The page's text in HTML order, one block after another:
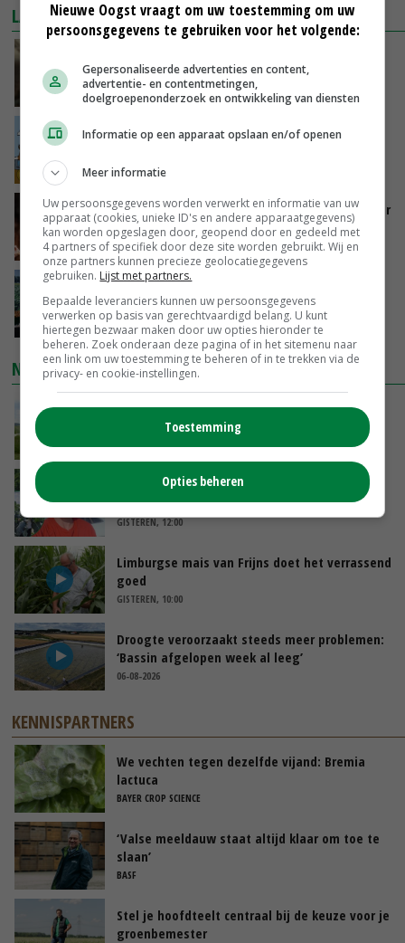
LAATSTE NIEUWS
zorgen voor meer balans’
VANDAAG, 16:01
Internationale vraag naar geitenzuivel blijft
VANDAAG, 15:33
Vlaamse varkensstapel krimpt, pluimveesector
groeit door schaalvergroting
VANDAAG, 15:20
‘Cijfer jezelf niet weg en doe vooral ook waar
je gelukkig van wordt’
VANDAAG, 13:31
NIEUWSTE VIDEO'S
POAH!: John Deere 7730
VANDAAG, 10:00
Oekraïne-vlogger Kees Huizinga: ‘Bezoek van
de ambassade mag zelf groente plukken’
GISTEREN, 12:00
Limburgse mais van Frijns doet het verrassend
goed
GISTEREN, 10:00
Droogte veroorzaakt steeds meer problemen:
‘Bassin afgelopen week al leeg’
06-08-2026
KENNISPARTNERS
We vechten tegen dezelfde vijand: Bremia
lactuca
BAYER CROP SCIENCE
‘Valse meeldauw staat altijd klaar om toe te
slaan’
BASF
Stel je hoofdteelt centraal bij de keuze voor je
groenbemester
Nieuwe Oogst vraagt om uw toestemming om uw
persoonsgegevens te gebruiken voor het volgende:
Gepersonaliseerde advertenties en content,
advertentie- en contentmetingen,
doelgroepenonderzoek en ontwikkeling van diensten
Informatie op een apparaat opslaan en/of openen
Meer informatie
Uw persoonsgegevens worden verwerkt en informatie van uw
apparaat (cookies, unieke ID's en andere apparaatgegevens)
kan worden opgeslagen door, geopend door en gedeeld met
4 partners of specifiek door deze site worden gebruikt. Wij en
onze partners kunnen precieze geolocatiegegevens
gebruiken. Lijst met partners.
Bepaalde leveranciers kunnen uw persoonsgegevens
verwerken op basis van gerechtvaardigd belang. U kunt
hiertegen bezwaar maken door uw opties hieronder te
beheren. Zoek onderaan deze pagina of in het sitemenu naar
een link om uw toestemming te beheren of in te trekken via de
privacy- en cookie-instellingen.
Toestemming
Opties beheren